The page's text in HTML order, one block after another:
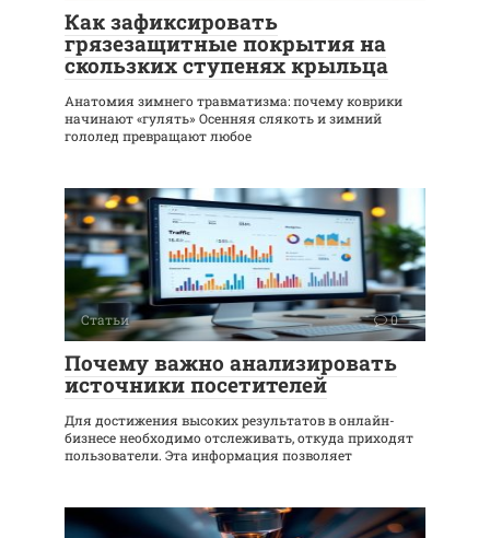
Как зафиксировать
грязезащитные покрытия на
скользких ступенях крыльца
Анатомия зимнего травматизма: почему коврики
начинают «гулять» Осенняя слякоть и зимний
гололед превращают любое
Статьи 0
Почему важно анализировать
источники посетителей
Для достижения высоких результатов в онлайн-
бизнесе необходимо отслеживать, откуда приходят
пользователи. Эта информация позволяет